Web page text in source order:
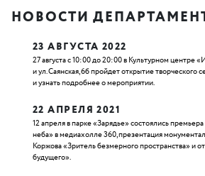
НОВОСТИ
23 АВГУСТА 2022
27 августа с 10:00 до 20:00 в Культурном центре
и ул. Саянская, 6б пройдет открытие творческого
и узнать подробнее о мероприятии.
22 АПРЕЛЯ 2021
12 апреля в парке «Зарядье» состоялись
неба» в медиахолле 360, презентация
Коржова «Зритель безмерного пространства» и
будущего».